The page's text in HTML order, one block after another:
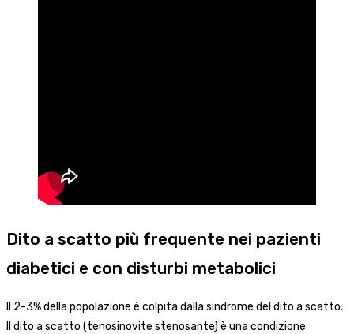
Dito a scatto più frequente nei pazienti
diabetici e con disturbi metabolici
Il 2-3% della popolazione è colpita dalla sindrome del dito a scatto.
Il dito a scatto (tenosinovite stenosante) è una condizione